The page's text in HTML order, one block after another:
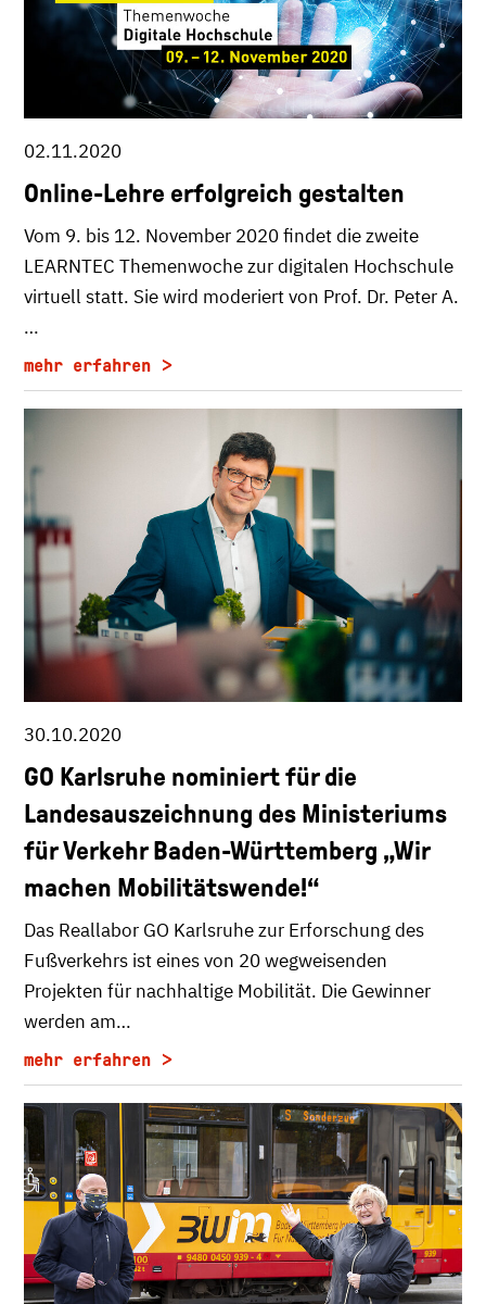
02.11.2020
Online-Lehre erfolgreich gestalten
Vom 9. bis 12. November 2020 findet die zweite
LEARNTEC Themenwoche zur digitalen Hochschule
virtuell statt. Sie wird moderiert von Prof. Dr. Peter A.
…
mehr erfahren
30.10.2020
GO Karlsruhe nominiert für die
Landesauszeichnung des Ministeriums
für Verkehr Baden-Württemberg „Wir
machen Mobilitätswende!“
Das Reallabor GO Karlsruhe zur Erforschung des
Fußverkehrs ist eines von 20 wegweisenden
Projekten für nachhaltige Mobilität. Die Gewinner
werden am…
mehr erfahren